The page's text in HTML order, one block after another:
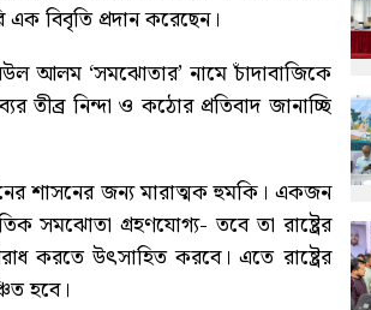
বিবৃতি প্রদান করেছেন।
আলম ‘সমঝোতার’ নামে চাঁদাবাজিকে
তীব্র নিন্দা ও কঠোর প্রতিবাদ জানাচ্ছি
শাসনের জন্য মারাত্মক হুমকি। একজন
সমঝোতা গ্রহণযোগ্য- তবে তা রাষ্ট্রের
করতে উৎসাহিত করবে। এতে রাষ্ট্রের
হবে।